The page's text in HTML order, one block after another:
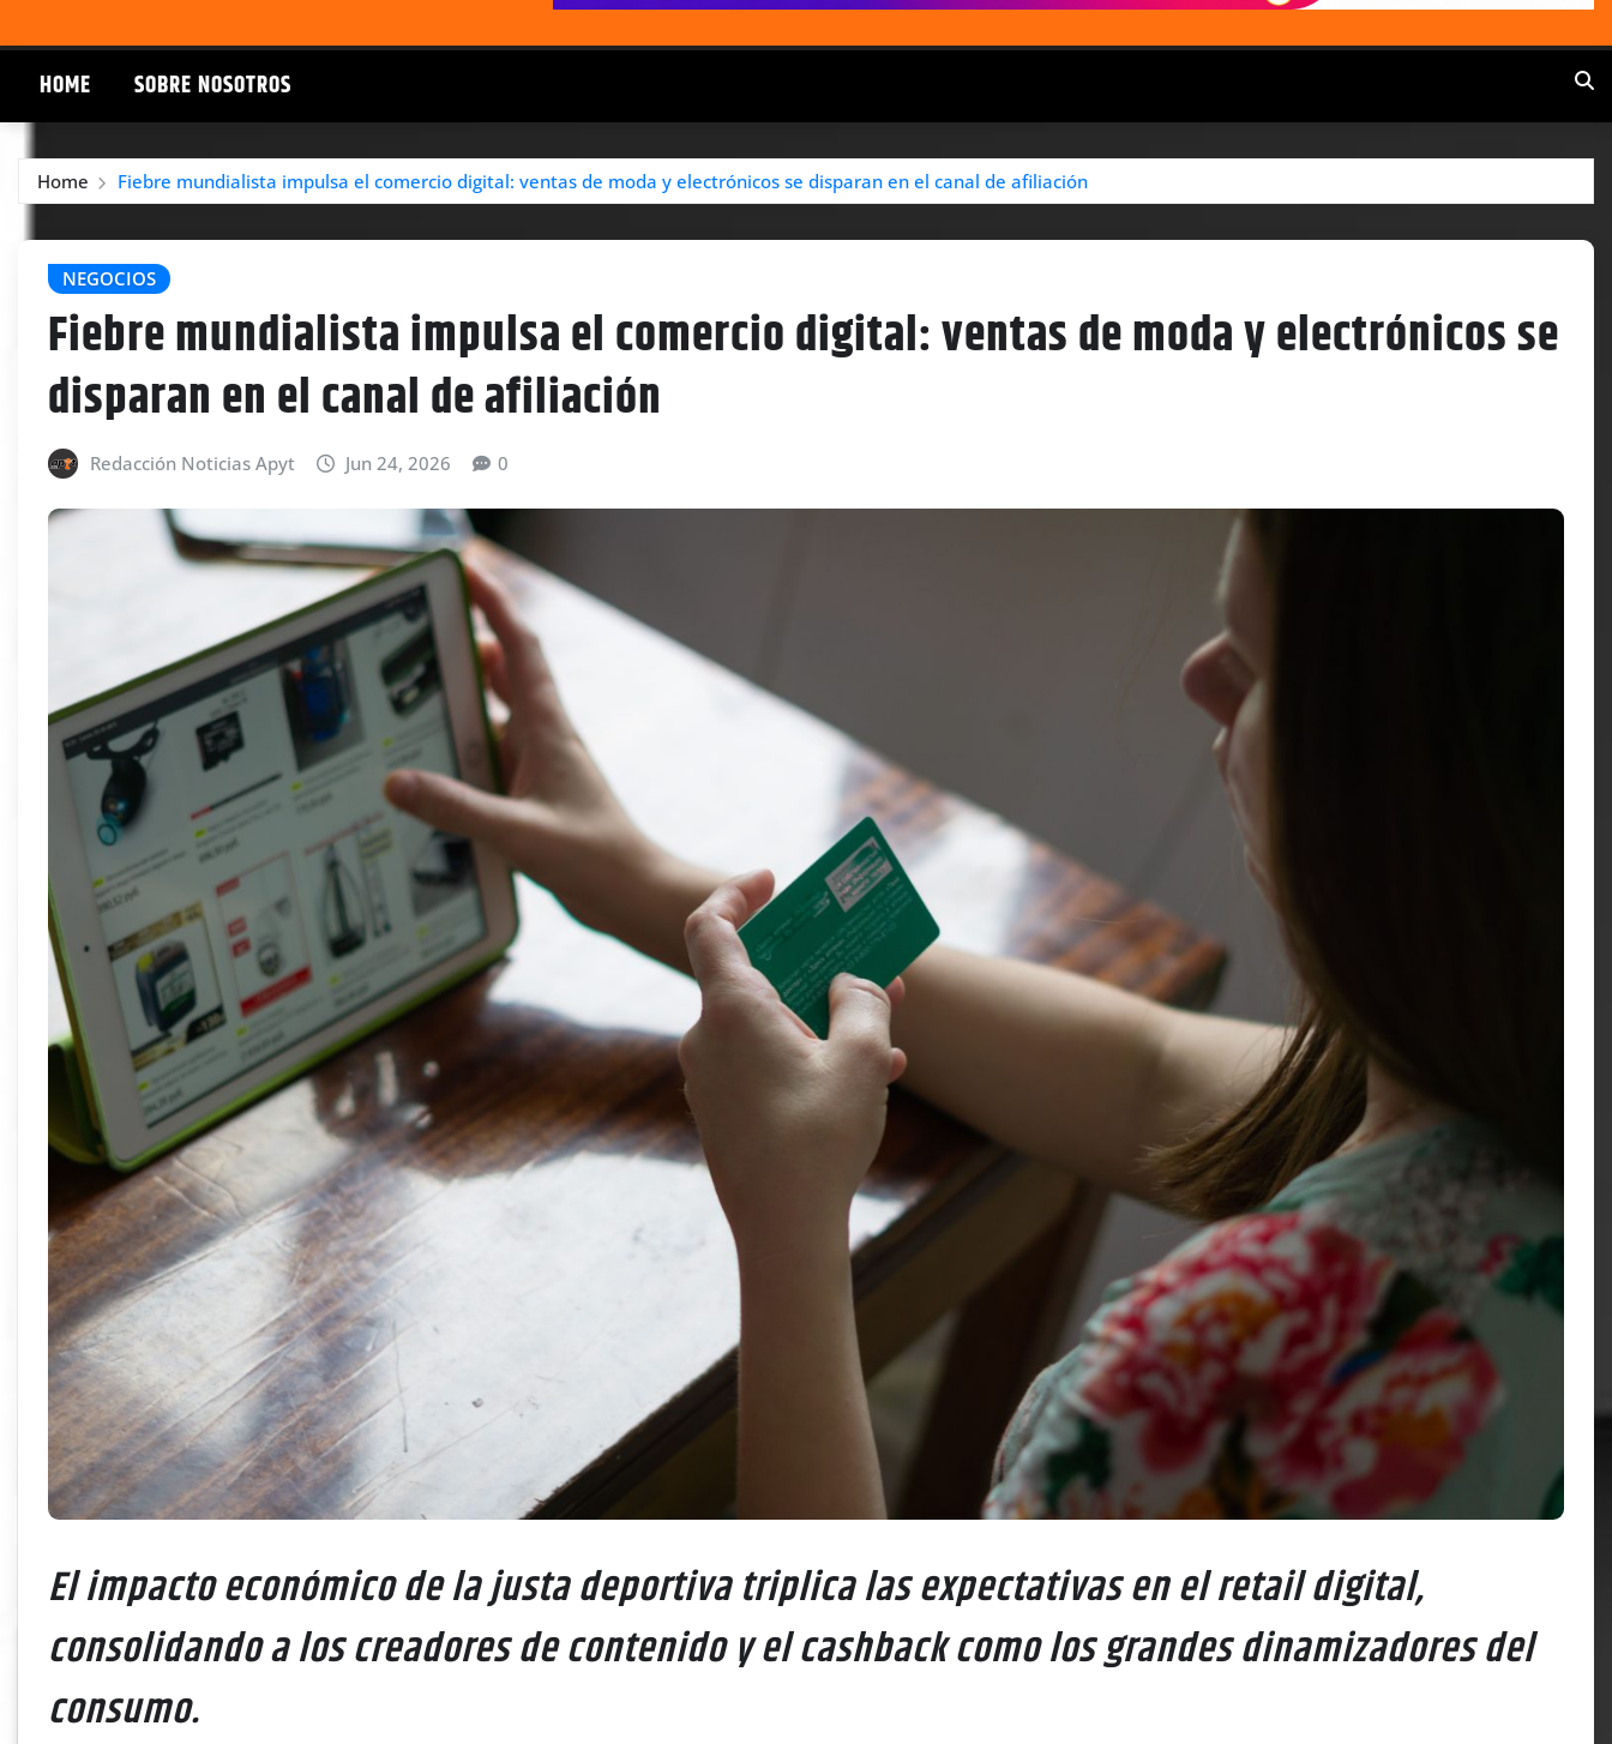
HOME SOBRE NOSOTROS
Home Fiebre mundialista impulsa el comercio digital: ventas de moda y electrónicos se disparan en el canal de afiliación
NEGOCIOS
Fiebre mundialista impulsa el comercio digital: ventas de moda y electrónicos se
disparan en el canal de afiliación
Redacción Noticias Apyt Jun 24, 2026 0
El impacto económico de la justa deportiva triplica las expectativas en el retail digital,
consolidando a los creadores de contenido y el cashback como los grandes dinamizadores del
consumo.